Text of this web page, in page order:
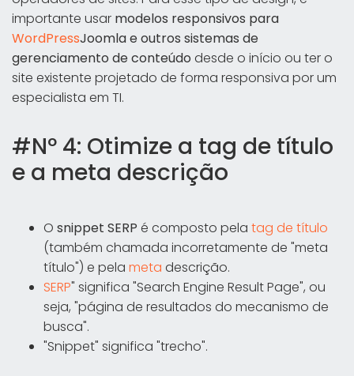
importante usar modelos responsivos para
WordPressJoomla e outros sistemas de
gerenciamento de conteúdo desde o início ou ter o
site existente projetado de forma responsiva por um
especialista em TI.
#Nº 4: Otimize a tag de título
e a meta descrição
O snippet SERP é composto pela tag de título
(também chamada incorretamente de "meta
título") e pela meta descrição.
SERP" significa "Search Engine Result Page", ou
seja, "página de resultados do mecanismo de
busca".
"Snippet" significa "trecho".